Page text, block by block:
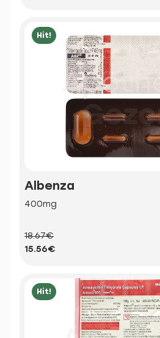
Hit!
Albenza
400mg
18.67€
15.56€
Hit!